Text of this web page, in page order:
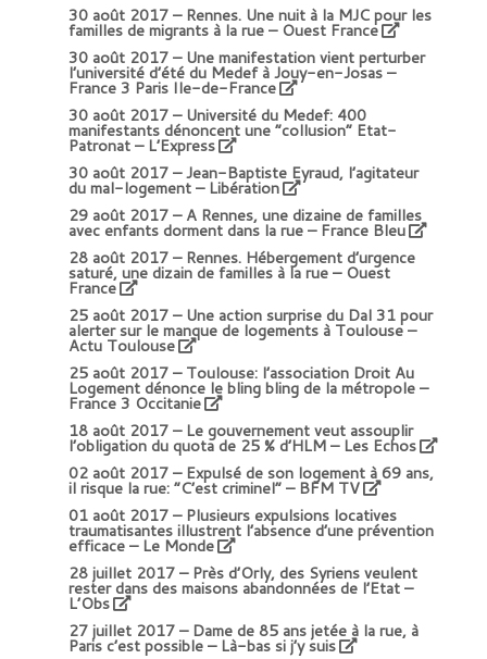
30 août 2017 –Rennes. Une nuit à la MJC pour les
familles de migrants à la rue – Ouest France
30 août 2017 –Une manifestation vient perturber
l’université d’été du Medef à Jouy-en-Josas –
France 3 Paris Ile-de-France
30 août 2017 –Université du Medef: 400
manifestants dénoncent une “collusion” Etat-
Patronat – L’Express
30 août 2017 –Jean-Baptiste Eyraud, l’agitateur
du mal-logement – Libération
29 août 2017 –A Rennes, une dizaine de familles
avec enfants dorment dans la rue – France Bleu
28 août 2017 –Rennes. Hébergement d’urgence
saturé, une dizain de familles à la rue – Ouest
France
25 août 2017 –Une action surprise du Dal 31 pour
alerter sur le manque de logements à Toulouse –
Actu Toulouse
25 août 2017 –Toulouse: l’association Droit Au
Logement dénonce le bling bling de la métropole –
France 3 Occitanie
18 août 2017 –Le gouvernement veut assouplir
l’obligation du quota de 25 % d’HLM – Les Echos
02 août 2017 –Expulsé de son logement à 69 ans,
il risque la rue: “C’est criminel” – BFM TV
01 août 2017 –Plusieurs expulsions locatives
traumatisantes illustrent l’absence d’une prévention
efficace – Le Monde
28 juillet 2017 –Près d’Orly, des Syriens veulent
rester dans des maisons abandonnées de l’Etat –
L’Obs
27 juillet 2017 –Dame de 85 ans jetée à la rue, à
Paris c’est possible – Là-bas si j’y suis